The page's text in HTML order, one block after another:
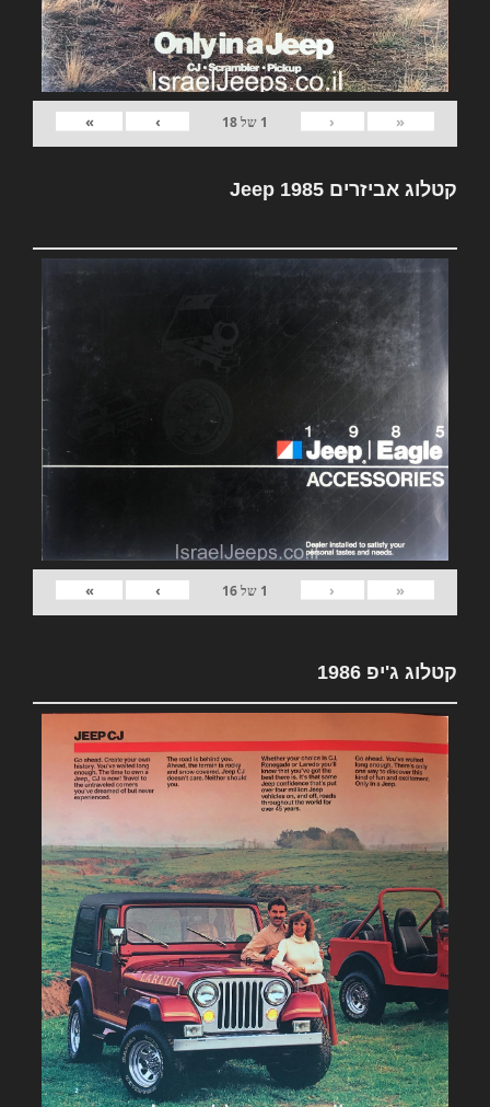
«
‹
1 של18
›
»
קטלוג אביזרים Jeep 1985
«
‹
1 של16
›
»
קטלוג ג'יפ 1986